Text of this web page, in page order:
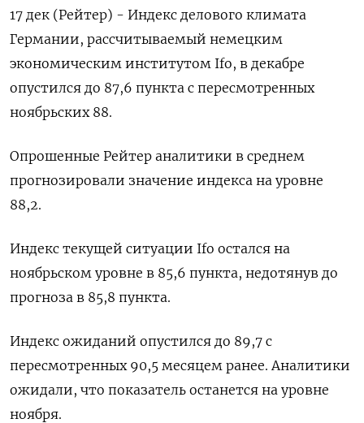
17 дек (Рейтер) - Индекс делового климата
Германии, рассчитываемый немецким
экономическим институтом Ifo, в декабре
опустился до 87,6 пункта с пересмотренных
ноябрьских 88.
Опрошенные Рейтер аналитики в среднем
прогнозировали значение индекса на уровне
88,2.
Индекс текущей ситуации Ifo остался на
ноябрьском уровне в 85,6 пункта, недотянув до
прогноза в 85,8 пункта.
Индекс ожиданий опустился до 89,7 с
пересмотренных 90,5 месяцем ранее. Аналитики
ожидали, что показатель останется на уровне
ноября.